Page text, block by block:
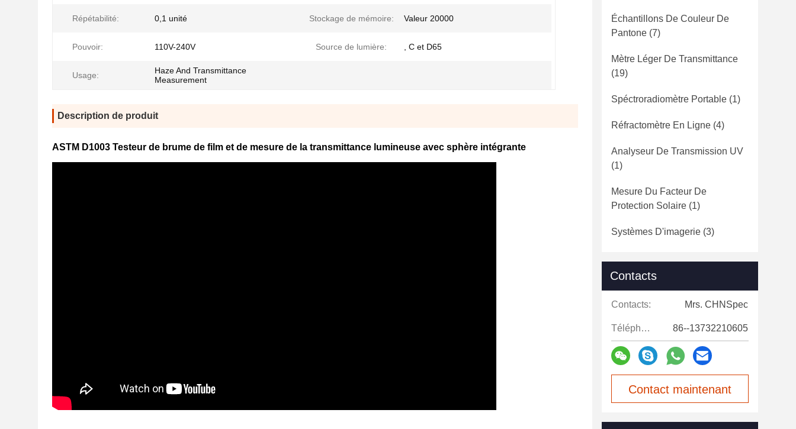
Répétabilité: 0,1 unité Stockage de mémoire: Valeur 20000
Pouvoir: 110V-240V Source de lumière: , C et D65
Usage:
Haze And Transmittance
Measurement
Description de produit
ASTM D1003 Testeur de brume de film et de mesure de la transmittance lumineuse avec sphère intégrante
Échantillons De Couleur De
Pantone (7)
Mètre Léger De Transmittance
(19)
Spéctroradiomètre Portable (1)
Réfractomètre En Ligne (4)
Analyseur De Transmission UV
(1)
Mesure Du Facteur De
Protection Solaire (1)
Systèmes D'imagerie (3)
Contacts
Contacts: Mrs. CHNSpec
Téléphone: 86--13732210605
Contact maintenant